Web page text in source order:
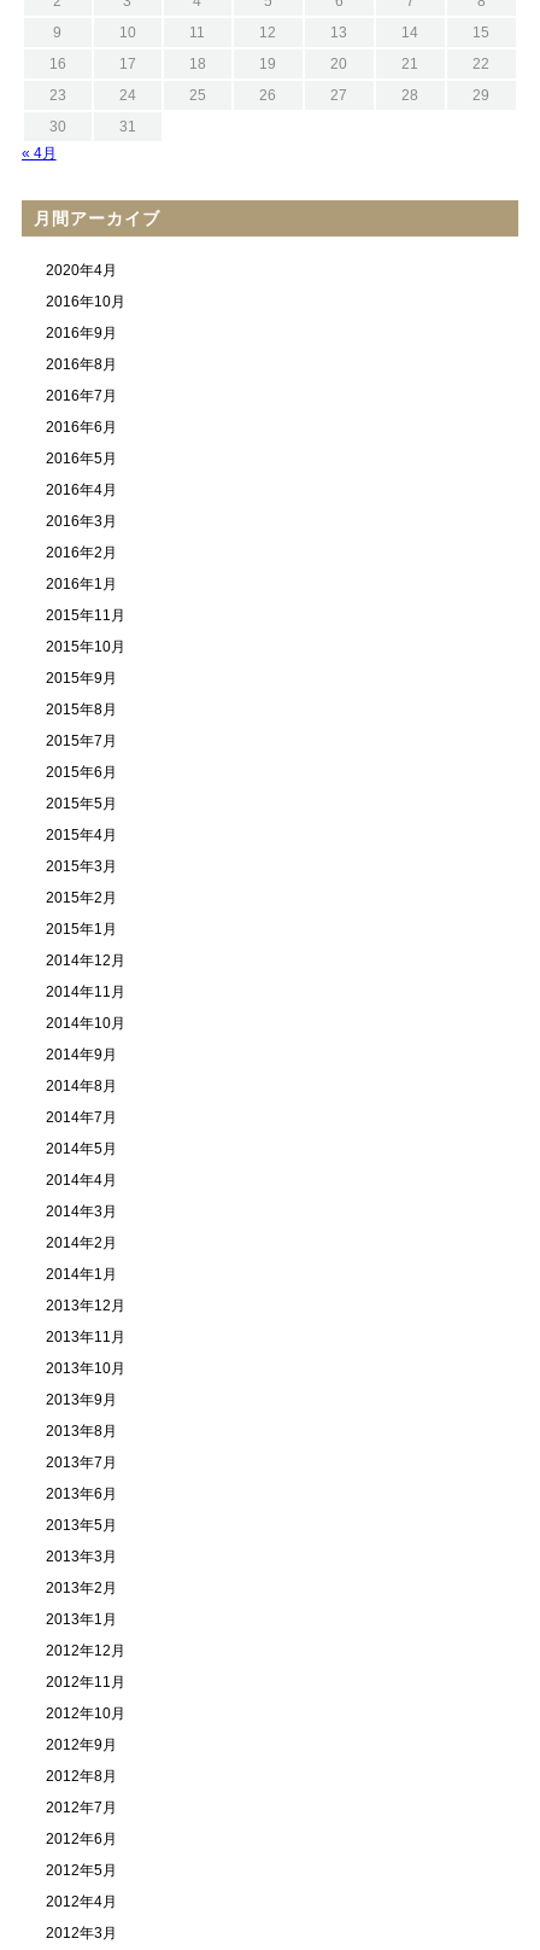
9
10 11 12 13 14
15
16
17 18 19 20 21
22
23
24 25 26 27 28
29
30
31
« 4月
月間アーカイブ
2020年4月
2016年10月
2016年9月
2016年8月
2016年7月
2016年6月
2016年5月
2016年4月
2016年3月
2016年2月
2016年1月
2015年11月
2015年10月
2015年9月
2015年8月
2015年7月
2015年6月
2015年5月
2015年4月
2015年3月
2015年2月
2015年1月
2014年12月
2014年11月
2014年10月
2014年9月
2014年8月
2014年7月
2014年5月
2014年4月
2014年3月
2014年2月
2014年1月
2013年12月
2013年11月
2013年10月
2013年9月
2013年8月
2013年7月
2013年6月
2013年5月
2013年3月
2013年2月
2013年1月
2012年12月
2012年11月
2012年10月
2012年9月
2012年8月
2012年7月
2012年6月
2012年5月
2012年4月
2012年3月